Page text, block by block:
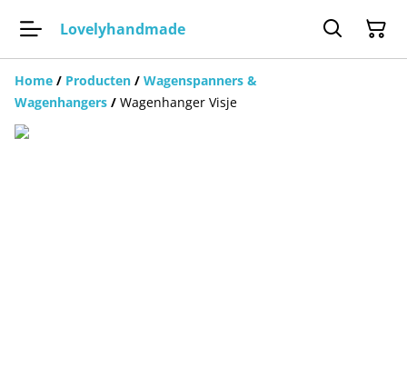
Lovelyhandmade
Home / Producten / Wagenspanners &
Wagenhangers / Wagenhanger Visje